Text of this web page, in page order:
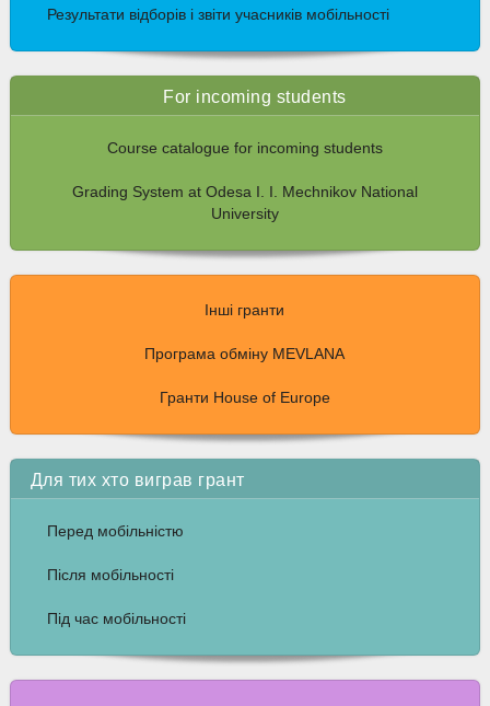
Результати відборів і звіти учасників мобільності
For incoming students
Course catalogue for incoming students
Grading System at Odesa I. I. Mechnikov National
University
Інші гранти
Програма обміну MEVLANA
Гранти House of Europe
Для тих хто виграв грант
Перед мобільністю
Після мобільності
Під час мобільності